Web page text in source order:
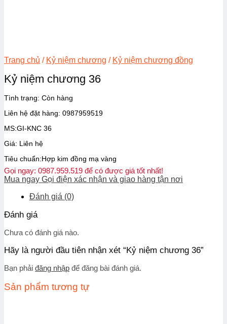
Trang chủ / Kỷ niệm chương / Kỷ niệm chương đồng
Kỷ niệm chương 36
Tình trạng: Còn hàng
Liên hệ đặt hàng: 0987959519
MS:GI-KNC 36
Giá: Liên hệ
Tiêu chuẩn:Hợp kim đồng mạ vàng
Gọi ngay: 0987.959.519 để có được giá tốt nhất!
Mua ngay Gọi điện xác nhận và giao hàng tận nơi
Đánh giá (0)
Đánh giá
Chưa có đánh giá nào.
Hãy là người đầu tiên nhận xét “Kỷ niệm chương 36”
Bạn phải đăng nhập để đăng bài đánh giá.
Sản phẩm tương tự